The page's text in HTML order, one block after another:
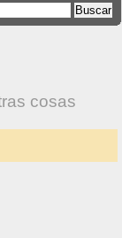
cosas